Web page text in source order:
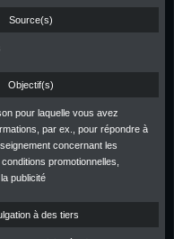
Source(s)
Objectif(s)
pour laquelle vous avez
par ex., pour répondre à
concernant les
promotionnelles,
publicité
à des tiers